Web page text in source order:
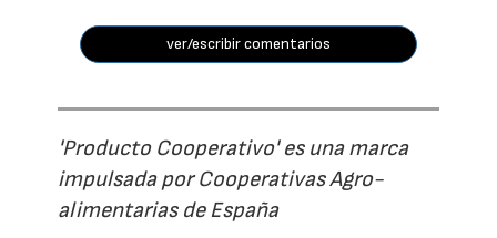
ver/escribir comentarios
'Producto Cooperativo' es una marca
impulsada por Cooperativas Agro-
alimentarias de España